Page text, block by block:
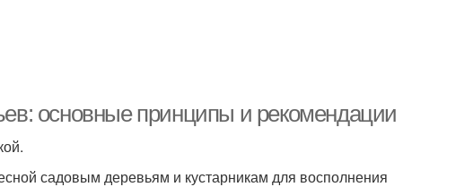
основные принципы и рекомендации
садовым деревьям и кустарникам для восполнения